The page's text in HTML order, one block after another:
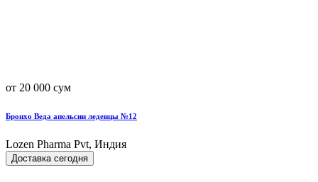
от 20 000 сум
Бронхо Веда апельсин леденцы №12
Lozen Pharma Pvt, Индия
Доставка сегодня